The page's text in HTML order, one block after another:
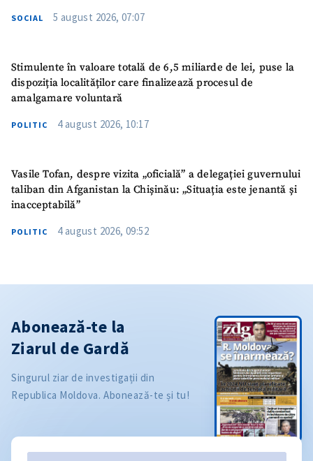
SOCIAL 5 august 2026, 07:07
Stimulente în valoare totală de 6,5 miliarde de lei, puse la
dispoziția localităților care finalizează procesul de
amalgamare voluntară
POLITIC 4 august 2026, 10:17
Vasile Tofan, despre vizita „oficială” a delegației guvernului
taliban din Afganistan la Chișinău: „Situația este jenantă și
inacceptabilă”
POLITIC 4 august 2026, 09:52
Abonează-te la
Ziarul de Gardă
Singurul ziar de investigații din
Republica Moldova. Abonează-te și tu!